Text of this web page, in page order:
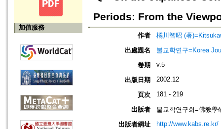
加值服務
Periods: From the
作者
橘川智昭 (著
出處題名
불교학연구=Korea
卷期
v.5
出版日期 2002.12
頁次 181 - 219
出版者
불교학연구회=佛教學
出版者網址
http://www.kabs.re.kr/